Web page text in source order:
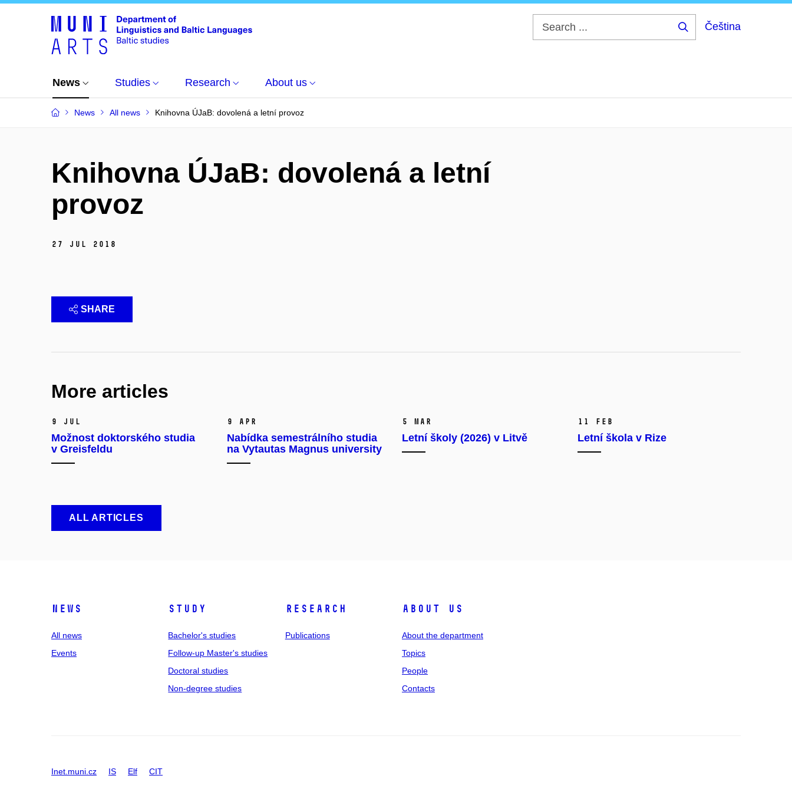
Čeština
News Studies Research About us
News All news Knihovna ÚJaB: dovolená a letní provoz
Knihovna ÚJaB: dovolená a letní
provoz
27 Jul 2018
SHARE
More articles
9 Jul
Možnost doktorského studia
v Greisfeldu
9 Apr
Nabídka semestrálního studia
na Vytautas Magnus university
5 Mar
Letní školy (2026) v Litvě
11 Feb
Letní škola v Rize
ALL ARTICLES
News
All news
Events
Study
Bachelor's studies
Follow-up Master's studies
Doctoral studies
Non-degree studies
Research
Publications
About us
About the department
Topics
People
Contacts
Inet.muni.cz IS Elf CIT